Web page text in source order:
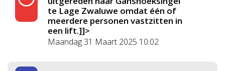
te Lage Zwaluwe omdat één of
meerdere personen vastzitten in
een lift.]]>
Maandag 31 Maart 2025 10:02